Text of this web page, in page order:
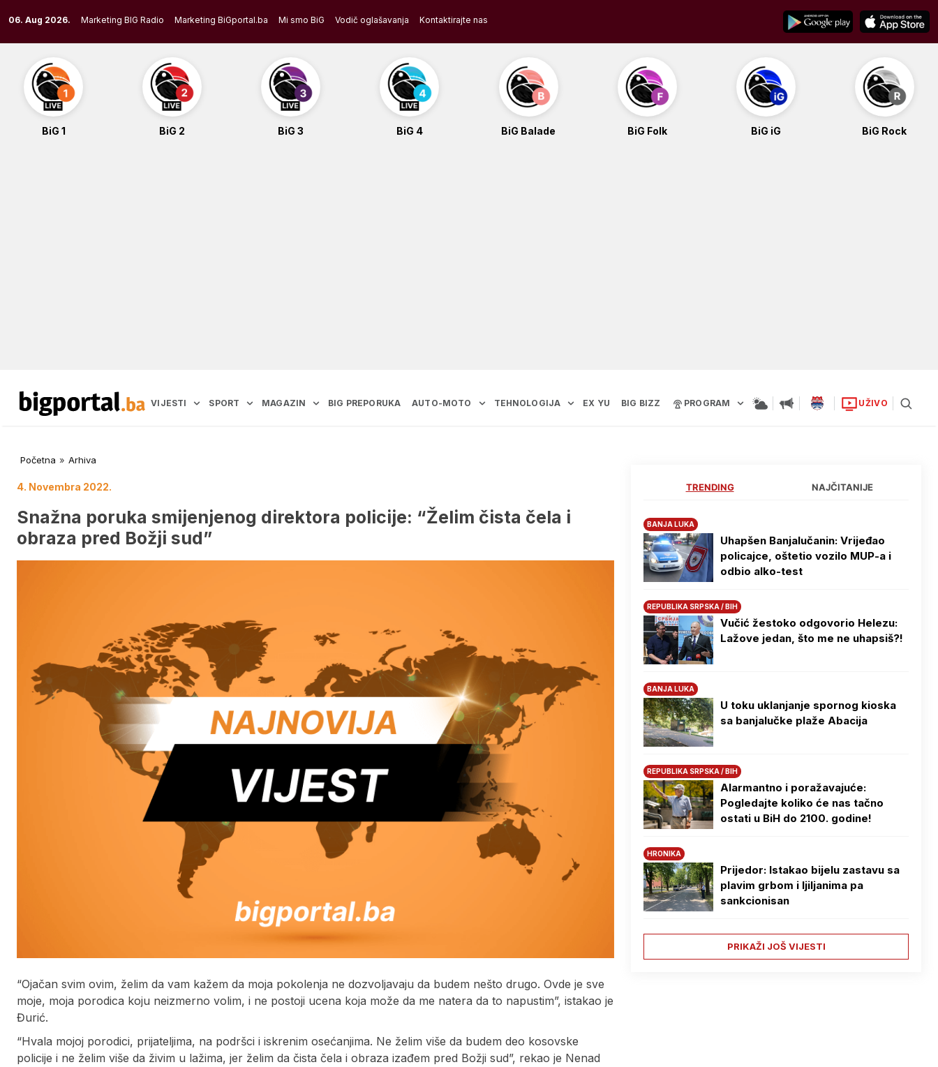
to
content
06. Aug 2026. Marketing BIG Radio Marketing BiGportal.ba Mi smo BiG Vodič oglašavanja Kontaktirajte nas
BiG 1 BiG 2 BiG 3 BiG 4 BiG Balade BiG Folk BiG iG BiG Rock
VIJESTI SPORT MAGAZIN BIG PREPORUKA AUTO-MOTO TEHNOLOGIJA EX YU BIG BIZZ PROGRAM UŽIVO
Početna » Arhiva
4. Novembra 2022.
Snažna poruka smijenjenog direktora policije: “Želim čista čela i
obraza pred Božji sud”
“Ojačan svim ovim, želim da vam kažem da moja pokolenja ne dozvoljavaju da budem nešto drugo. Ovde je sve
moje, moja porodica koju neizmerno volim, i ne postoji ucena koja može da me natera da to napustim”, istakao je
Đurić.
“Hvala mojoj porodici, prijateljima, na podršci i iskrenim osećanjima. Ne želim više da budem deo kosovske
policije i ne želim više da živim u lažima, jer želim da čista čela i obraza izađem pred Božji sud”, rekao je Nenad
TRENDING NAJČITANIJE
BANJA LUKA
Uhapšen Banjalučanin: Vrijeđao
policajce, oštetio vozilo MUP-a i
odbio alko-test
REPUBLIKA SRPSKA / BIH
Vučić žestoko odgovorio Helezu:
Lažove jedan, što me ne uhapsiš?!
BANJA LUKA
U toku uklanjanje spornog kioska
sa banjalučke plaže Abacija
REPUBLIKA SRPSKA / BIH
Alarmantno i poražavajuće:
Pogledajte koliko će nas tačno
ostati u BiH do 2100. godine!
HRONIKA
Prijedor: Istakao bijelu zastavu sa
plavim grbom i ljiljanima pa
sankcionisan
PRIKAŽI JOŠ VIJESTI